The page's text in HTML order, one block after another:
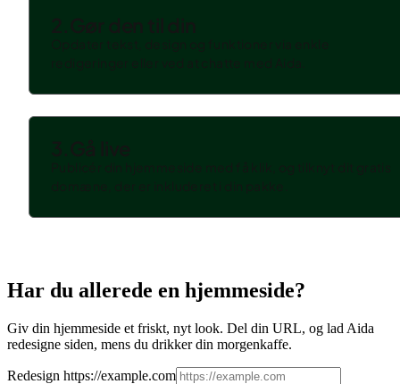
Har du allerede en hjemmeside?
Giv din hjemmeside et friskt, nyt look. Del din URL, og lad Aida
redesigne siden, mens du drikker din morgenkaffe.
Redesign https://example.com